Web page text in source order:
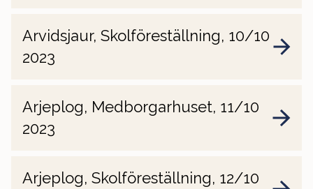
Arvidsjaur, Skolföreställning, 10/10
2023
Arjeplog, Medborgarhuset, 11/10
2023
Arjeplog, Skolföreställning, 12/10